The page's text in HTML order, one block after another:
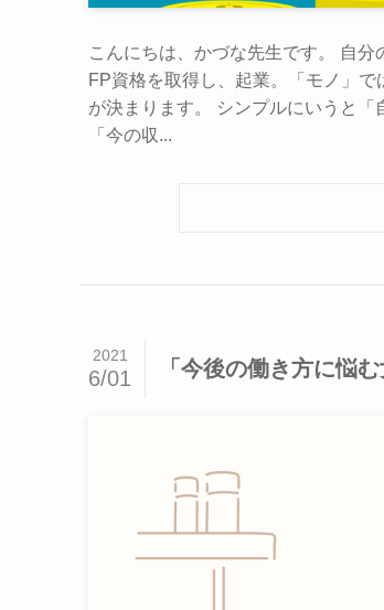
こんにちは、かづな先生です。 自
FP資格を取得し、起業。「モノ」
が決まります。 シンプルにいうと
「今の収...
「今後の働き方に悩
2021
6/01